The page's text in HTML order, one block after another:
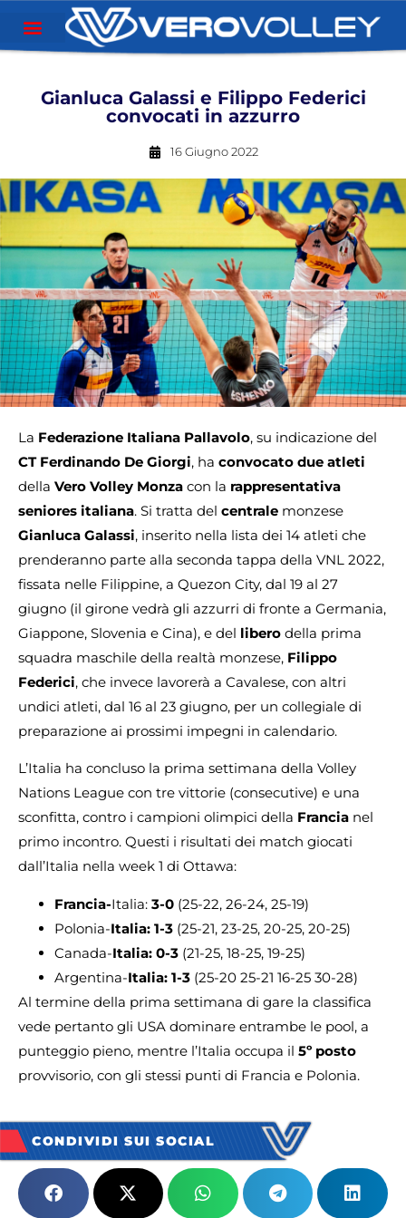
Gianluca Galassi e Filippo Federici
convocati in azzurro
16 Giugno 2022
La Federazione Italiana Pallavolo, su indicazione del
CT Ferdinando De Giorgi, ha convocato due atleti
della Vero Volley Monza con la rappresentativa
seniores italiana. Si tratta del centrale monzese
Gianluca Galassi, inserito nella lista dei 14 atleti che
prenderanno parte alla seconda tappa della VNL 2022,
fissata nelle Filippine, a Quezon City, dal 19 al 27
giugno (il girone vedrà gli azzurri di fronte a Germania,
Giappone, Slovenia e Cina), e del libero della prima
squadra maschile della realtà monzese, Filippo
Federici, che invece lavorerà a Cavalese, con altri
undici atleti, dal 16 al 23 giugno, per un collegiale di
preparazione ai prossimi impegni in calendario.
L’Italia ha concluso la prima settimana della Volley
Nations League con tre vittorie (consecutive) e una
sconfitta, contro i campioni olimpici della Francia nel
primo incontro. Questi i risultati dei match giocati
dall’Italia nella week 1 di Ottawa:
Francia-Italia: 3-0 (25-22, 26-24, 25-19)
Polonia-Italia: 1-3 (25-21, 23-25, 20-25, 20-25)
Canada-Italia: 0-3 (21-25, 18-25, 19-25)
Argentina-Italia: 1-3 (25-20 25-21 16-25 30-28)
Al termine della prima settimana di gare la classifica
vede pertanto gli USA dominare entrambe le pool, a
punteggio pieno, mentre l’Italia occupa il 5º posto
provvisorio, con gli stessi punti di Francia e Polonia.
CONDIVIDI SUI SOCIAL